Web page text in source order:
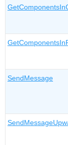
SendMessage